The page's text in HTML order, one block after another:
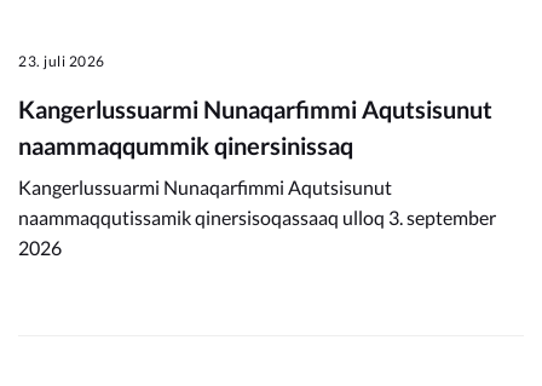
23. juli 2026
Kangerlussuarmi Nunaqarfimmi Aqutsisunut
naammaqqummik qinersinissaq
Kangerlussuarmi Nunaqarfimmi Aqutsisunut
naammaqqutissamik qinersisoqassaaq ulloq 3. september
2026